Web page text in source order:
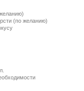
(по желанию)